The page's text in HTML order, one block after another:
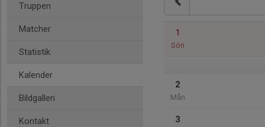
Truppen
Matcher
Statistik
Kalender
Bildgalleri
Kontakt
1
Sön
2
Mån
3